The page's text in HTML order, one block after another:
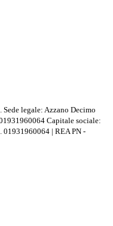
legale: Azzano Decimo
Capitale sociale:
01931960064 | REA PN -